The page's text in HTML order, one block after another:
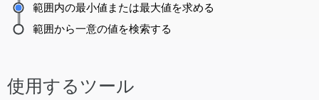
範囲内の最小値または最大値を求める
範囲から一意の値を検索する
使用するツール